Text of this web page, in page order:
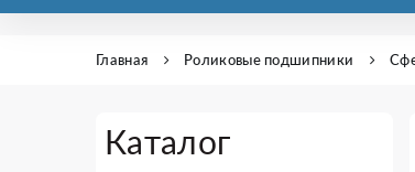
Главная Роликовые подшипники
Каталог